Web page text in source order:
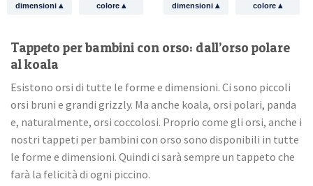
dimensioni▴ colore ▴ dimensioni▴ colore ▴
Tappeto per bambini con orso: dall’orso polare
al koala
Esistono orsi di tutte le forme e dimensioni. Ci sono piccoli
orsi bruni e grandi grizzly. Ma anche koala, orsi polari, panda
e, naturalmente, orsi coccolosi. Proprio come gli orsi, anche i
nostri tappeti per bambini con orso sono disponibili in tutte
le forme e dimensioni. Quindi ci sarà sempre un tappeto che
farà la felicità di ogni piccino.